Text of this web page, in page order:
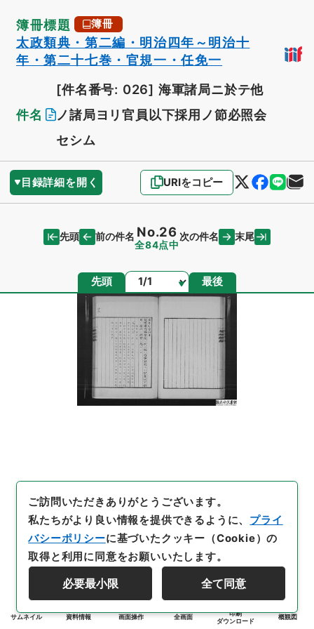
簿冊標題 簿冊
太政類典・第二編・明治四年～明治十
年・第二十七巻・官規一・任免一
件名
[件名番号: 026] 海軍諸局ニ於テ他
ノ諸局ヨリ官員以下採用ノ節必照会
セシム
目録詳細を開く URIをコピー
先頭 前の件名 No.26
全84点中
次の件名 末尾
先頭 ページ 最後
サムネイル 資料情報 画面操作 全画面
印刷
ダウンロード
概観図
ご訪問いただきありがとうございます。
私たちがより良い情報を提供できるように、 プライ
バシーポリシーに基づいたクッキー（Cookie）の
取得と利用に同意をお願いいたします。
必要最小限 全て同意